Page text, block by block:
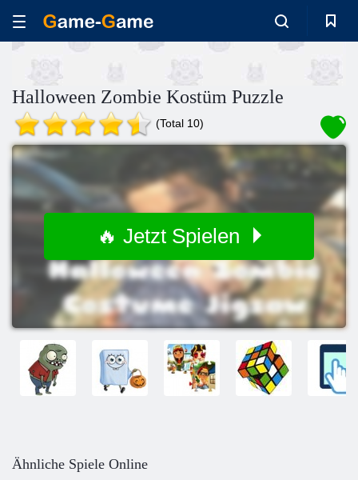
Halloween Zombie Kostüm Puzzle
(Total 10)
🔥 Jetzt Spielen
Ähnliche Spiele Online